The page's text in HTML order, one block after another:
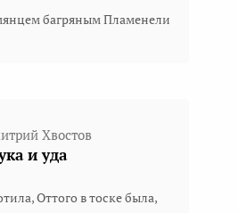
багряным Пламенели
Хвостов
и уда
Оттого в тоске была,